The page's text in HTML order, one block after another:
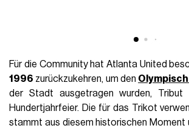
Für die Community hat Atlanta United
1996 zurückzukehren, um den
der Stadt ausgetragen wurden,
Hundertjahrfeier. Die für das Trikot
stammt aus diesem historischen Moment